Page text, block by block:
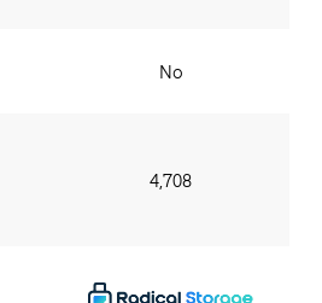
No
4,708